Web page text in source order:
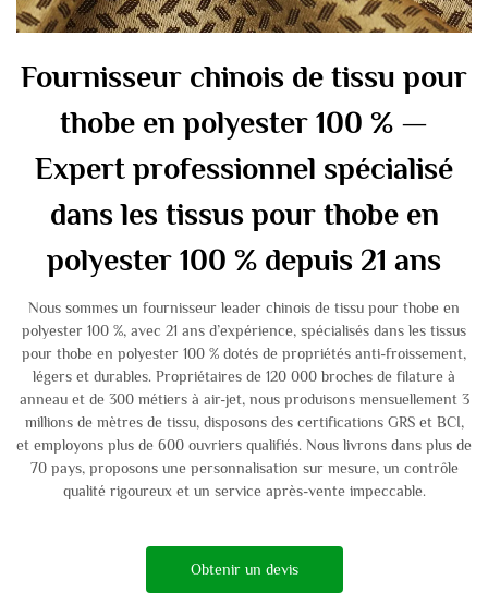
Fournisseur chinois de tissu pour
thobe en polyester 100 % —
Expert professionnel spécialisé
dans les tissus pour thobe en
polyester 100 % depuis 21 ans
Nous sommes un fournisseur leader chinois de tissu pour thobe en
polyester 100 %, avec 21 ans d’expérience, spécialisés dans les tissus
pour thobe en polyester 100 % dotés de propriétés anti-froissement,
légers et durables. Propriétaires de 120 000 broches de filature à
anneau et de 300 métiers à air-jet, nous produisons mensuellement 3
millions de mètres de tissu, disposons des certifications GRS et BCI,
et employons plus de 600 ouvriers qualifiés. Nous livrons dans plus de
70 pays, proposons une personnalisation sur mesure, un contrôle
qualité rigoureux et un service après-vente impeccable.
Obtenir un devis